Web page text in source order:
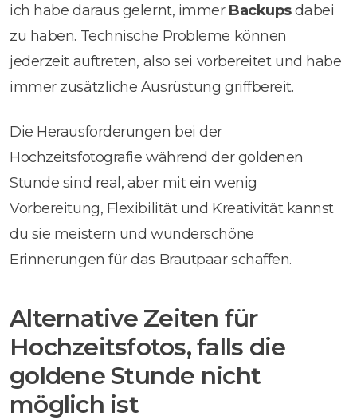
ich habe daraus gelernt, immer Backupsdabei
zu haben. Technische Probleme können
jederzeit auftreten, also sei vorbereitet und habe
immer zusätzliche Ausrüstung griffbereit.
Die Herausforderungen bei der
Hochzeitsfotografie während der goldenen
Stunde sind real, aber mit ein wenig
Vorbereitung, Flexibilität und Kreativität kannst
du sie meistern und wunderschöne
Erinnerungen für das Brautpaar schaffen.
Alternative Zeiten für
Hochzeitsfotos, falls die
goldene Stunde nicht
möglich ist